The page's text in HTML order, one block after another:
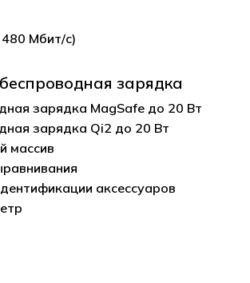
Мбит/с)
зарядка
зарядка MagSafe до 20 Вт
зарядка Qi2 до 20 Вт
массив
аксессуаров